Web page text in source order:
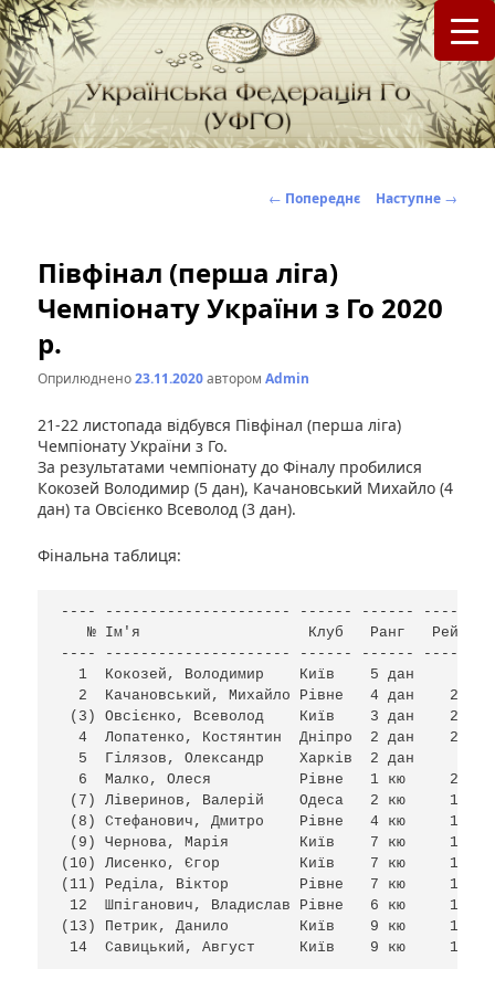
Українська Федерація Го (УФГО)
федерація Го (Бадук, Вейці) в Україні
Навігація
← Попереднє Наступне →
Півфінал (перша ліга)
Чемпіонату України з Го 2020
р.
Оприлюднено23.11.2020авторомAdmin
21-22 листопада відбувся Півфінал (перша ліга)
Чемпіонату України з Го.
За результатами чемпіонату до Фіналу пробилися
Кокозей Володимир (5 дан), Качановський Михайло (4
дан) та Овсієнко Всеволод (3 дан).
Фінальна таблиця:
---- --------------------- ------ ------
№ Ім'я                   Клуб   Ранг
---- --------------------- ------ ------
1  Кокозей, Володимир    Київ    5 дан
2  Качановський, Михайло Рівне   4 дан
(3) Овсієнко, Всеволод    Київ    3 дан
4  Лопатенко, Костянтин  Дніпро  2 дан
5  Гілязов, Олександр    Харків  2 дан
6  Малко, Олеся          Рівне   1 кю
(7) Ліверинов, Валерій    Одеса   2 кю
(8) Стефанович, Дмитро    Рівне   4 кю
(9) Чернова, Марія        Київ    7 кю
(10) Лисенко, Єгор         Київ    7 кю
(11) Реділа, Віктор        Рівне   7 кю
12  Шпіганович, Владислав Рівне   6 кю
(13) Петрик, Данило        Київ    9 кю